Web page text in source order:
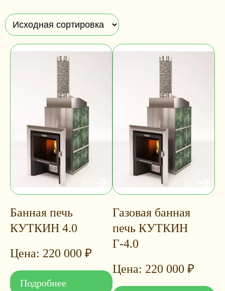
Банная печь
КУТКИН 4.0
220 000 ₽
Подробнее
Газовая банная
печь КУТКИН
Г-4.0
220 000 ₽